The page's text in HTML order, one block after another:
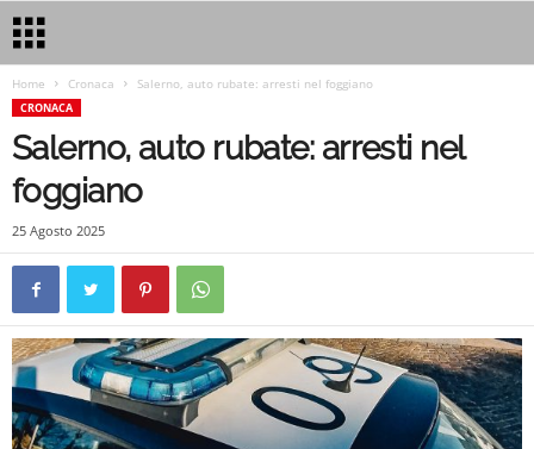
Home Cronaca Salerno, auto rubate: arresti nel foggiano
CRONACA
Salerno, auto rubate: arresti nel
foggiano
25 Agosto 2025